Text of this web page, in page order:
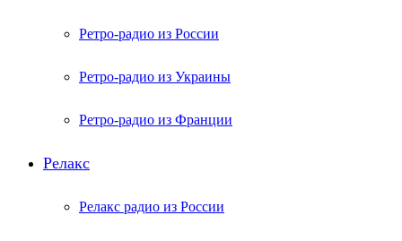
Ретро-радио из России
Ретро-радио из Украины
Ретро-радио из Франции
Релакс
Релакс радио из России